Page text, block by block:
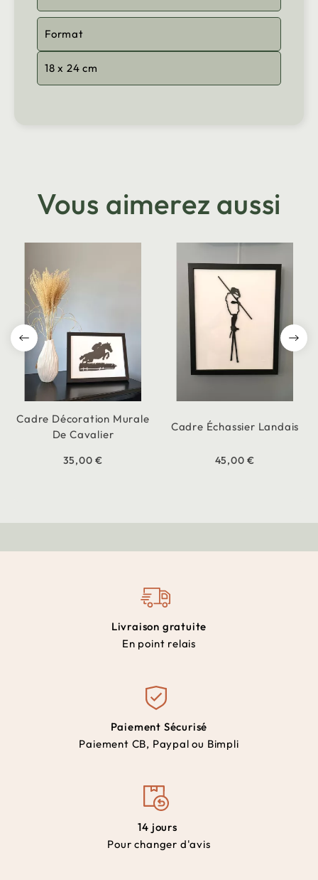
Format
18 x 24 cm
Vous aimerez aussi
Cadre Décoration Murale
De Cavalier
35,00 €
Cadre Échassier Landais
45,00 €
Livraison gratuite
En point relais
Paiement Sécurisé
Paiement CB, Paypal ou Bimpli
14 jours
Pour changer d'avis